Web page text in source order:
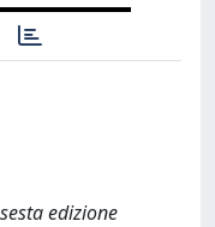
edizione